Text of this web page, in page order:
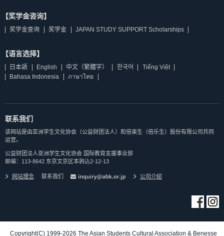
【奖学金咨询】
奖学金查询 奖学金 JAPAN STUDY SUPPORT Scholarships
【语言选择】
日本語 English 中文（繁體字） 한국어
Tiếng Việt
Bahasa Indonesia
ภาษาไทย
联系我们
该网站是由亚洲学生文化协会（公益财团法人）和倍楽生（倍乐生）股份有限公司共同
运营。
公益财团法人亚洲学生文化协会 国际教育支援事业部
邮编：113-8642 东京文京区本驹込2-12-13
网站理念 联系我们 公司介紹
Copyright(C) 1999-2026 The Asian Students Cultural Association & Benesse